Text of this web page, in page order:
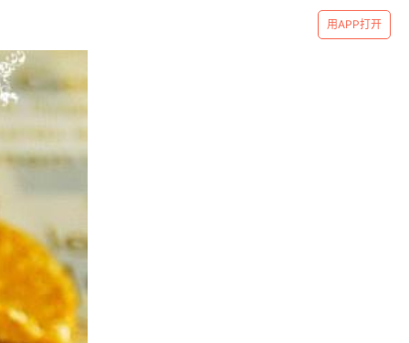
用APP打开